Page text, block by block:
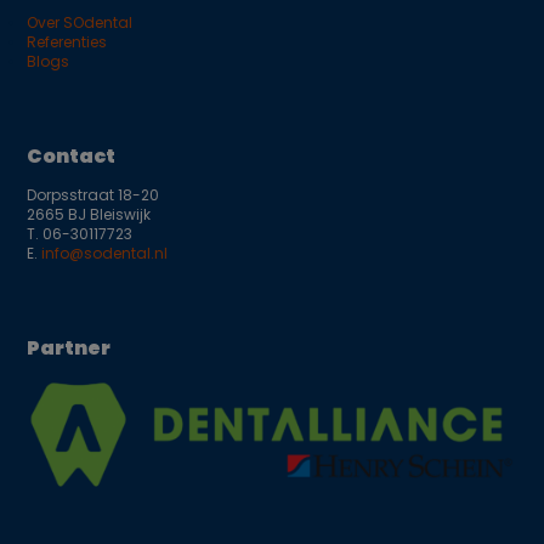
Over SOdental
Referenties
Blogs
Contact
Dorpsstraat 18-20
2665 BJ Bleiswijk
T. 06-30117723
E. info@sodental.nl
Partner